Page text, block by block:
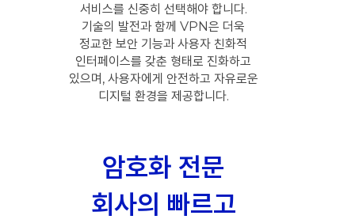
서비스를 신중히 선택해야 합니다.
기술의 발전과 함께 VPN은 더욱
정교한 보안 기능과 사용자 친화적
인터페이스를 갖춘 형태로 진화하고
있으며, 사용자에게 안전하고 자유로운
디지털 환경을 제공합니다.
암호화 전문
회사의 빠르고